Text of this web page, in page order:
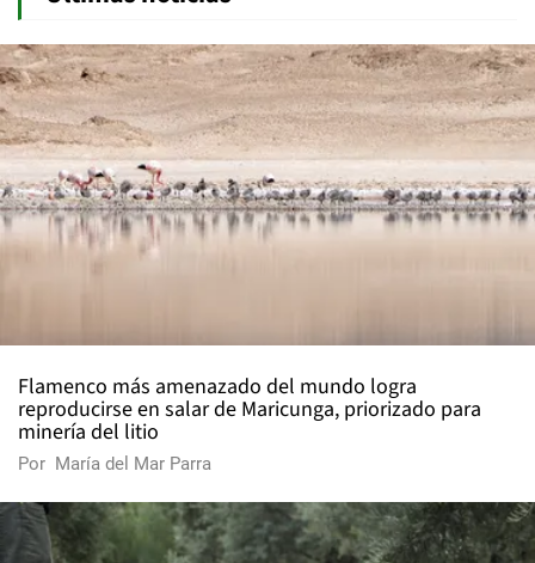
Flamenco más amenazado del mundo logra
reproducirse en salar de Maricunga, priorizado para
minería del litio
Por María del Mar Parra